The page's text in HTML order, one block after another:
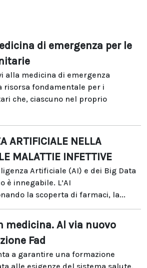
di emergenza per le
alla medicina di emergenza
risorsa fondamentale per i
che, ciascuno nel proprio
ARTIFICIALE NELLA
MALATTIE INFETTIVE
Artificiale (AI) e dei Big Data
è innegabile. L’AI
la scoperta di farmaci, la...
medicina. Al via nuovo
Fad
a garantire una formazione